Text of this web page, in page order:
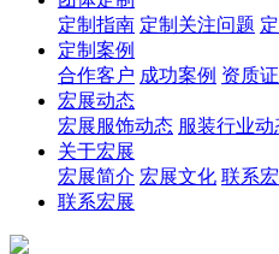
定制指南 定制关注问题
定制案例
合作客户 成功案例 资质
宏展动态
宏展服饰动态 服装行业动
关于宏展
宏展简介 宏展文化 联系
联系宏展